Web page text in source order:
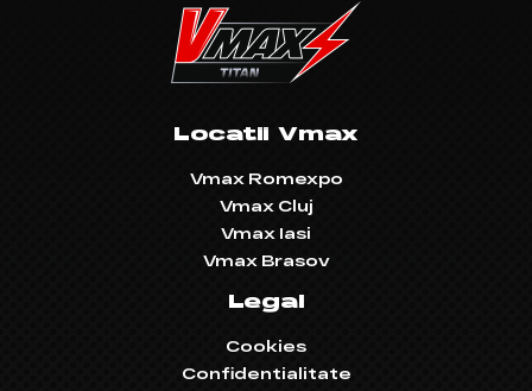
Locatii Vmax
Vmax Romexpo
Vmax Cluj
Vmax Iasi
Vmax Brasov
Legal
Cookies
Confidentialitate